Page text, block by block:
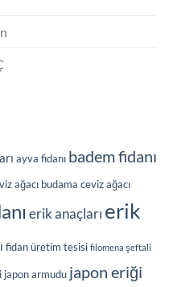
ayva fidanı badem fidanı
ağacı budama ceviz ağacı
erik anaçları erik
fidan üretim tesisi filomena şeftali
japon armudu japon eriği